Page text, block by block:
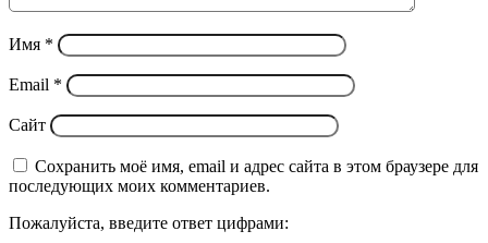
Имя *
Email *
Сайт
Сохранить моё имя, email и адрес сайта в этом браузере для
последующих моих комментариев.
Пожалуйста, введите ответ цифрами: